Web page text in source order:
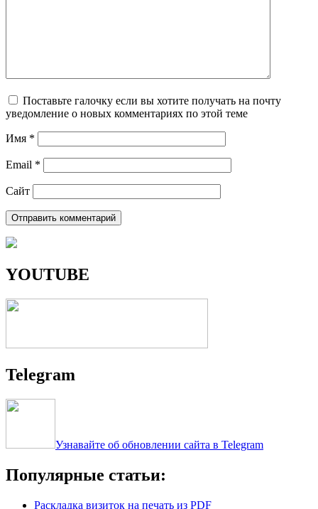
Поставьте галочку если вы хотите получать на почту
уведомление о новых комментариях по этой теме
Имя *
Email *
Сайт
YOUTUBE
Telegram
Узнавайте об обновлении сайта в Telegram
Популярные статьи:
Раскладка визиток на печать из PDF